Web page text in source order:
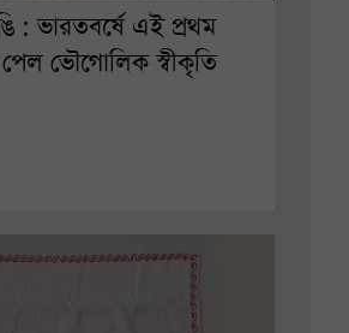
: ভারতবর্ষে এই প্রথম
ভৌগোলিক স্বীকৃতি